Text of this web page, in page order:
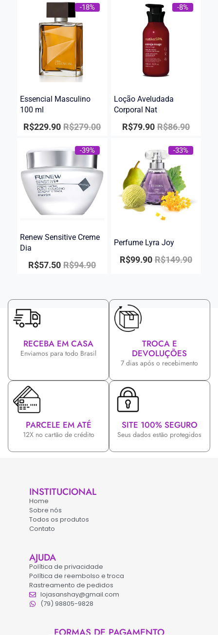
-18%
Essencial Masculino
100 ml
R$279.00
R$229.90
-8%
Loção Aveludada
Corporal Nat
R$86.90
R$79.90
-39%
Renew Sensitive Creme
Dia
R$94.90
R$57.50
-33%
Perfume Lyra Joy
R$149.90
R$99.90
RECEBA EM CASA
Enviamos para todo Brasil
TROCA E
DEVOLUÇÕES
7 dias após o recebimento
PARCELE EM ATÉ
12X no cartão de crédito
SITE 100% SEGURO
Seus dados estão protegidos
INSTITUCIONAL
Home
Sobre nós
Todos os produtos
Contato
AJUDA
Política de privacidade
Política de reembolso e troca
Rastreamento de pedidos
lojasanshay@gmail.com
(79) 98805-9828